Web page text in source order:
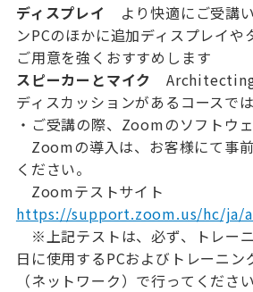
ディスプレイ
より快適にご受講
ンPCのほかに追加ディスプレイや
ご用意を強くおすすめします
スピーカーとマイク Architecting
ディスカッションがあるコースで
・ご受講の際、Zoomのソフトウェ
Zoomの導入は、お客様にて事
ください。
Zoomテストサイト
https://support.zoom.us/hc/ja/
※上記テストは、必ず、トレー
日に使用するPCおよびトレーニン
（ネットワーク）で行ってください